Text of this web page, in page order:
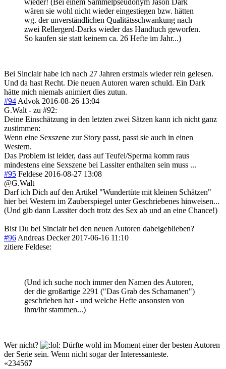
wieder! (Bei einem Sammelpseudonym Jason Dark
wären sie wohl nicht wieder eingestiegen bzw. hätten
wg. der unverständlichen Qualitätsschwankung nach
zwei Rellergerd-Darks wieder das Handtuch geworfen.
So kaufen sie statt keinem ca. 26 Hefte im Jahr...)
Bei Sinclair habe ich nach 27 Jahren erstmals wieder rein gelesen.
Und da hast Recht. Die neuen Autoren waren schuld. Ein Dark
hätte mich niemals animiert dies zutun.
#94Advok 2016-08-26 13:04
G.Walt - zu #92:
Deine Einschätzung in den letzten zwei Sätzen kann ich nicht ganz
zustimmen:
Wenn eine Sexszene zur Story passt, passt sie auch in einen
Western.
Das Problem ist leider, dass auf Teufel/Sperma komm raus
mindestens eine Sexszene bei Lassiter enthalten sein muss ...
#95 Feldese 2016-08-27 13:08
@G.Walt
Darf ich Dich auf den Artikel "Wundertüte mit kleinen Schätzen"
hier bei Western im Zauberspiegel unter Geschriebenes hinweisen...
(Und gib dann Lassiter doch trotz des Sex ab und an eine Chance!)
Bist Du bei Sinclair bei den neuen Autoren dabeigeblieben?
#96Andreas Decker 2017-06-16 11:10
zitiere Feldese:
(Und ich suche noch immer den Namen des Autoren,
der die großartige 2291 ("Das Grab des Schamanen")
geschrieben hat - und welche Hefte ansonsten von
ihm/ihr stammen...)
Wer nicht?
Dürfte wohl im Moment einer der besten Autoren
der Serie sein. Wenn nicht sogar der Interessanteste.
«234567